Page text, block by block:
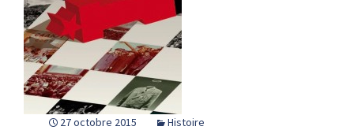
27 octobre 2015 Histoire